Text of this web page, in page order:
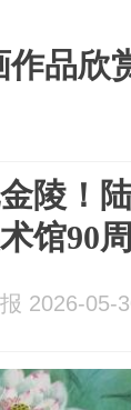
作品
陵！
馆90
2026-05-